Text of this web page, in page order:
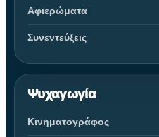
Αφιερώματα
Συνεντεύξεις
Ψυχαγωγία
Κινηματογράφος